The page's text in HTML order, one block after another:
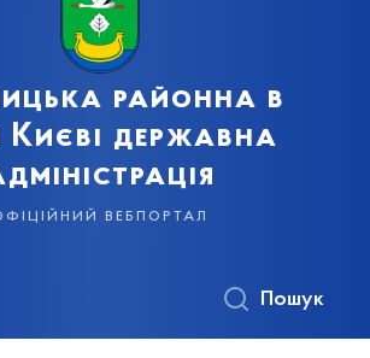
районна в
Києві державна
вебпортал
Пошук